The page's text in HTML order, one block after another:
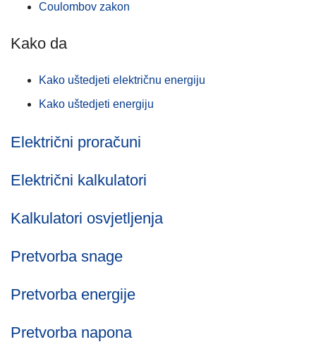
Coulombov zakon
Kako da
Kako uštedjeti električnu energiju
Kako uštedjeti energiju
Električni proračuni
Električni kalkulatori
Kalkulatori osvjetljenja
Pretvorba snage
Pretvorba energije
Pretvorba napona